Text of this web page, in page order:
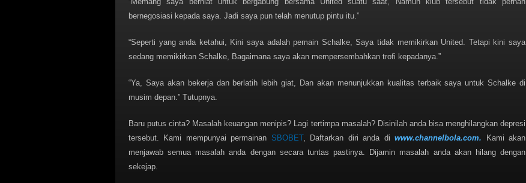
bernegosiasi kepada saya. Jadi saya pun telah menutup pintu itu.”
“Seperti yang anda ketahui, Kini saya adalah pemain Schalke, Saya tidak memikirkan United. Tetapi kini saya
sedang memikirkan Schalke, Bagaimana saya akan mempersembahkan trofi kepadanya.”
“Ya, Saya akan bekerja dan berlatih lebih giat, Dan akan menunjukkan kualitas terbaik saya untuk Schalke di
musim depan.” Tutupnya.
Baru putus cinta? Masalah keuangan menipis? Lagi tertimpa masalah? Disinilah anda bisa menghilangkan depresi
tersebut. Kami mempunyai permainan SBOBET, Daftarkan diri anda diwww.channelbola.com. Kami akan
menjawab semua masalah anda dengan secara tuntas pastinya. Dijamin masalah anda akan hilang dengan
sekejap.